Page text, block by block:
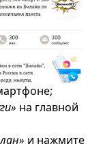
на главной
и нажмите